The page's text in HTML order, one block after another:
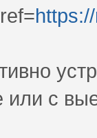
или с